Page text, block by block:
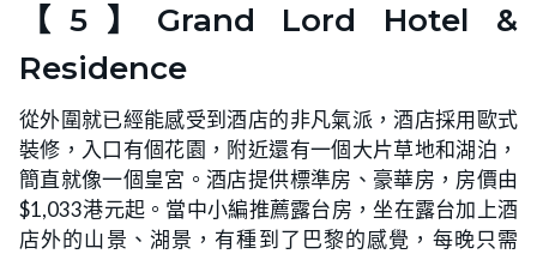
【5】Grand Lord Hotel &
Residence
從外圍就已經能感受到酒店的非凡氣派，酒店採用歐式
裝修，入口有個花園，附近還有一個大片草地和湖泊，
簡直就像一個皇宮。酒店提供標準房、豪華房，房價由
$1,033港元起。當中小編推薦露台房，坐在露台加上酒
店外的山景、湖景，有種到了巴黎的感覺，每晚只需